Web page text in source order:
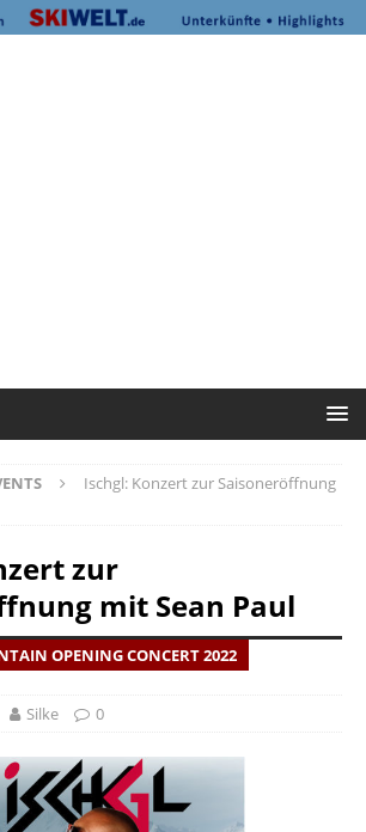
Ischgl: Konzert zur Saisoneröffnung
zur
mit Sean Paul
OPENING CONCERT 2022
Silke 0